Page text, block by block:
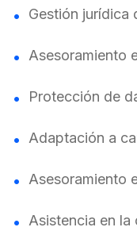
Gestión jurídica
Asesoramiento
Protección de
Adaptación a
Asesoramiento
Asistencia en la